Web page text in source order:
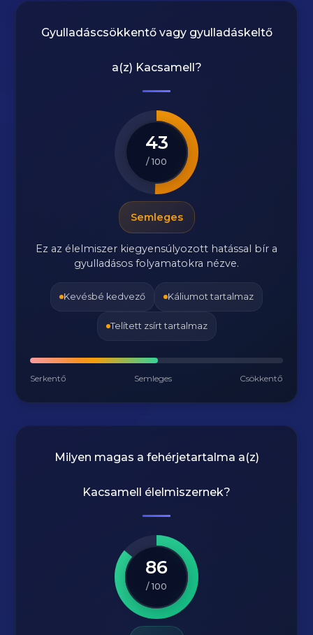
Gyulladáscsökkentő vagy gyulladáskeltő
a(z) Kacsamell?
43
/ 100
Semleges
Ez az élelmiszer kiegyensúlyozott hatással bír a
gyulladásos folyamatokra nézve.
Kevésbé kedvező Káliumot tartalmaz
Telített zsírt tartalmaz
Serkentő Semleges Csökkentő
Milyen magas a fehérjetartalma a(z)
Kacsamell élelmiszernek?
86
/ 100